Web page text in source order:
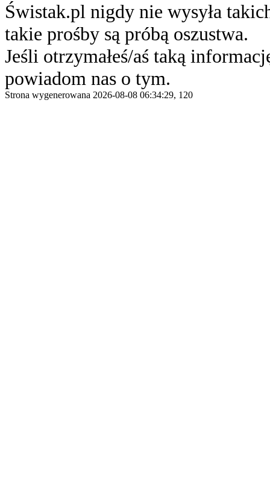
Świstak.pl nigdy nie wysyła
takie prośby są próbą oszustwa.
Jeśli otrzymałeś/aś taką
powiadom nas o tym.
Strona wygenerowana 2026-08-08 06:34:29, 120